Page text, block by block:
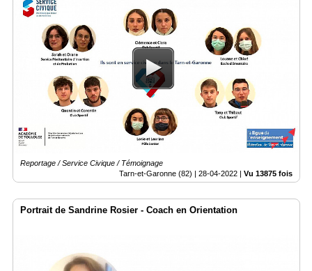
Reportage / Service Civique / Témoignage
Tarn-et-Garonne (82) | 28-04-2022 | Vu 13875 fois
Portrait de Sandrine Rosier - Coach en Orientation